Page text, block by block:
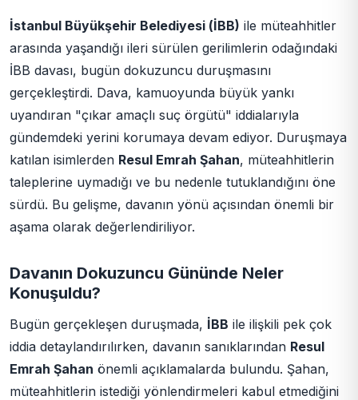
İstanbul Büyükşehir Belediyesi (İBB) ile müteahhitler
arasında yaşandığı ileri sürülen gerilimlerin odağındaki
İBB davası, bugün dokuzuncu duruşmasını
gerçekleştirdi. Dava, kamuoyunda büyük yankı
uyandıran "çıkar amaçlı suç örgütü" iddialarıyla
gündemdeki yerini korumaya devam ediyor. Duruşmaya
katılan isimlerden Resul Emrah Şahan, müteahhitlerin
taleplerine uymadığı ve bu nedenle tutuklandığını öne
sürdü. Bu gelişme, davanın yönü açısından önemli bir
aşama olarak değerlendiriliyor.
Davanın Dokuzuncu Gününde Neler
Konuşuldu?
Bugün gerçekleşen duruşmada, İBB ile ilişkili pek çok
iddia detaylandırılırken, davanın sanıklarından Resul
Emrah Şahan önemli açıklamalarda bulundu. Şahan,
müteahhitlerin istediği yönlendirmeleri kabul etmediğini